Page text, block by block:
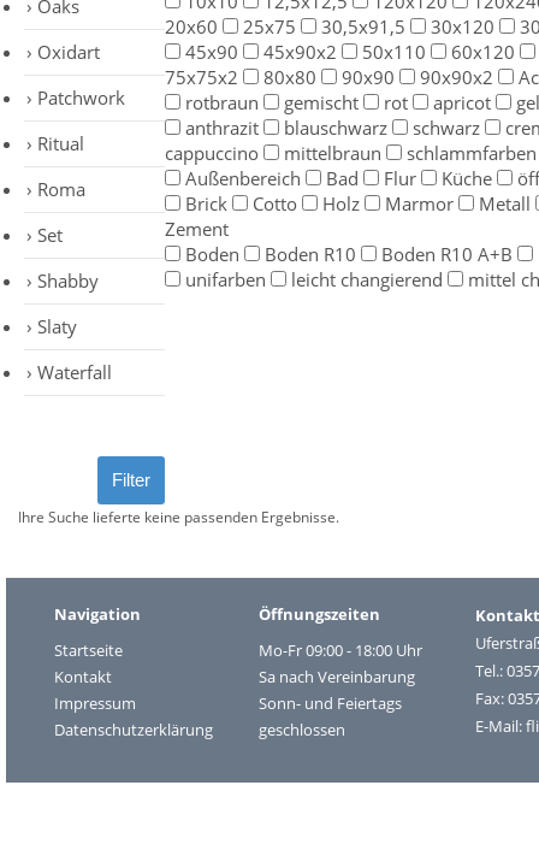
Oaks
Oxidart
Patchwork
Ritual
Roma
Set
Shabby
Slaty
Waterfall
20x60
25x75 30,5x91,5 30x120
45x90
45x90x2 50x110
60x120
75x75x2
80x80 90x90 90x90x2
rotbraun
gemischt rot apricot
anthrazit
blauschwarz schwarz
cappuccino
mittelbraun
schlammfarben
Außenbereich
Bad Flur Küche
Brick
Cotto Holz Marmor
Metall
Zement
Boden
Boden R10 Boden R10 A+B
unifarben
leicht changierend mittel
Ihre Suche lieferte keine passenden Ergebnisse.
Navigation
Startseite
Kontakt
Impressum
Datenschutzerklärung
Öffnungszeiten
Mo-Fr 09:00 - 18:00 Uhr
Sa nach Vereinbarung
Sonn- und Feiertags
geschlossen
Kontakt
Tel.:
Fax:
E-Mail: